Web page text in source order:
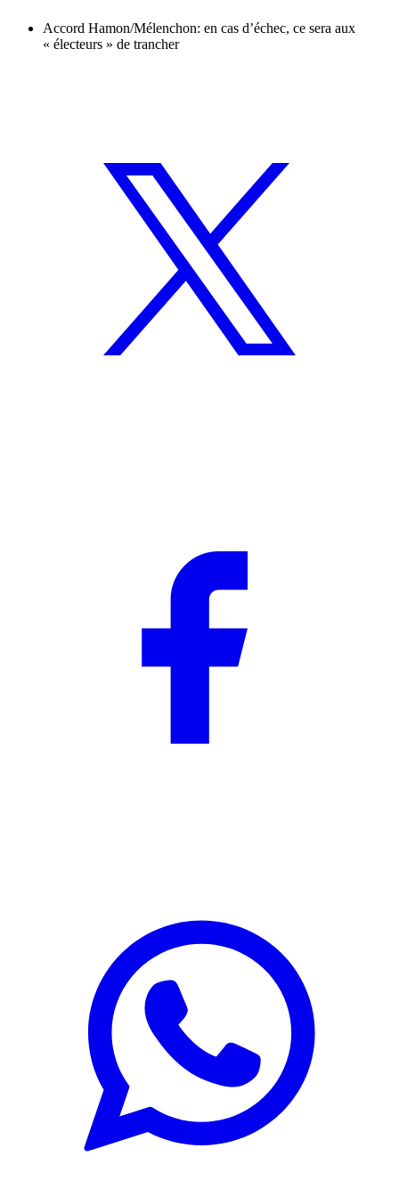
Accord Hamon/Mélenchon: en cas d’échec, ce sera aux
« électeurs » de trancher